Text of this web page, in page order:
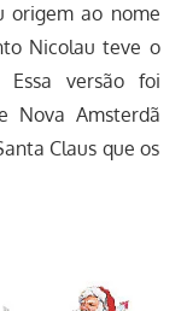
origem ao nome
Nicolau teve o
Essa versão foi
Nova Amsterdã
Claus que os